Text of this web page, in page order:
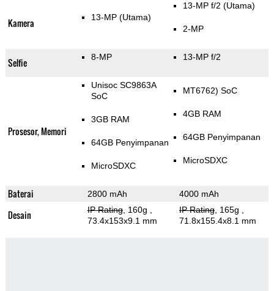
Kamera 13-MP (Utama)
13-MP f/2 (Utama)
2-MP
Selfie 8-MP 13-MP f/2
Prosesor, Memori
Unisoc SC9863A
SoC
3GB RAM
64GB Penyimpanan
MicroSDXC
MT6762) SoC
4GB RAM
64GB Penyimpanan
MicroSDXC
Baterai 2800 mAh 4000 mAh
Desain IP Rating, 160g
73.4x153x9.1 mm
IP Rating, 165g
71.8x155.4x8.1 mm